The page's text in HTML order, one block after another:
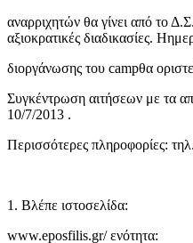
αναρριχητών θα γίνει από το
αξιοκρατικές διαδικασίες.
διοργάνωσης του campθα
Συγκέντρωση αιτήσεων με τα
10/7/2013 .
Περισσότερες πληροφορίες:
1. Βλέπε ιστοσελίδα:
www.eposfilis.gr/ ενότητα: